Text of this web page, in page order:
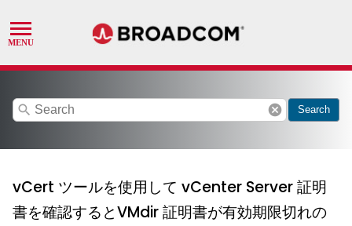
search cancel Search
vCert ツールを使用して vCenter Server 証明
書を確認するとVMdir 証明書が有効期限切れの